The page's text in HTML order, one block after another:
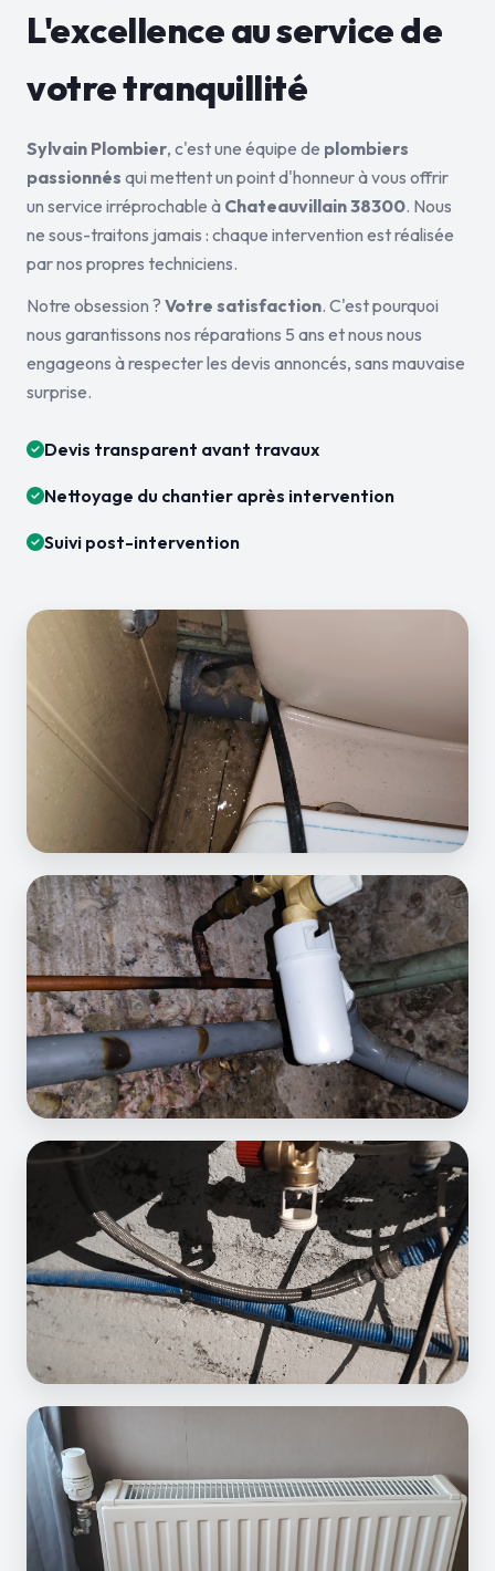
L'excellence au service de
votre tranquillité
Sylvain Plombier, c'est une équipe de plombiers
passionnés qui mettent un point d'honneur à vous offrir
un service irréprochable à Chateauvillain 38300. Nous
ne sous-traitons jamais : chaque intervention est réalisée
par nos propres techniciens.
Notre obsession ? Votre satisfaction. C'est pourquoi
nous garantissons nos réparations 5 ans et nous nous
engageons à respecter les devis annoncés, sans mauvaise
surprise.
Devis transparent avant travaux
Nettoyage du chantier après intervention
Suivi post-intervention